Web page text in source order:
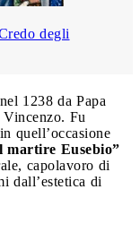
degli
1238 da Papa
Fu
quell’occasione
martire Eusebio”
capolavoro di
dall’estetica di